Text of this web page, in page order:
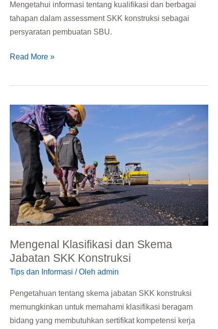
Mengetahui informasi tentang kualifikasi dan berbagai
tahapan dalam assessment SKK konstruksi sebagai
persyaratan pembuatan SBU.
Read More »
Mengenal Klasifikasi dan Skema
Jabatan SKK Konstruksi
Tips dan Informasi / Oleh admin
Pengetahuan tentang skema jabatan SKK konstruksi
memungkinkan untuk memahami klasifikasi beragam
bidang yang membutuhkan sertifikat kompetensi kerja
Mengenal
Klasifikasi
dan
Skema
Jabatan
SKK
Konstruksi